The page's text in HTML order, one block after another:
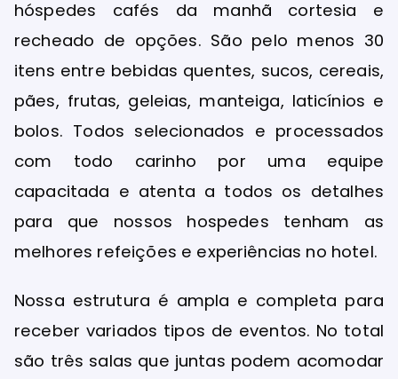
hóspedes cafés da manhã cortesia e
recheado de opções. São pelo menos 30
itens entre bebidas quentes, sucos, cereais,
pães, frutas, geleias, manteiga, laticínios e
bolos. Todos selecionados e processados
com todo carinho por uma equipe
capacitada e atenta a todos os detalhes
para que nossos hospedes tenham as
melhores refeições e experiências no hotel.
Nossa estrutura é ampla e completa para
receber variados tipos de eventos. No total
são três salas que juntas podem acomodar